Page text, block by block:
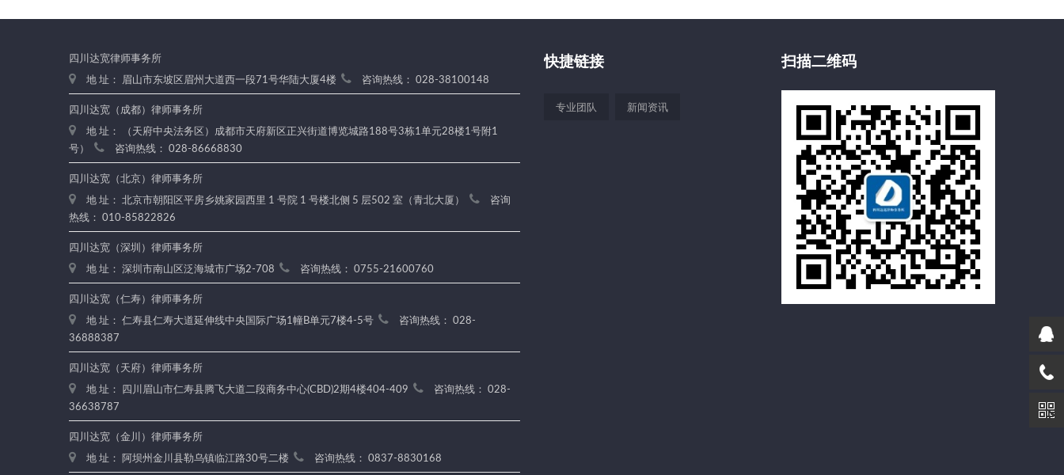
四川达宽律师事务所
地 址： 眉山市东坡区眉州大道西一段71号华陆大厦4楼 咨询热线： 028-38100148
四川达宽（成都）律师事务所
地 址： （天府中央法务区）成都市天府新区正兴街道博览城路188号3栋1单元28楼1号附1
号）
咨询热线： 028-86668830
四川达宽（北京）律师事务所
地 址： 北京市朝阳区平房乡姚家园西里 1 号院 1 号楼北侧 5 层502 室（青北大厦）
咨询
热线： 010-85822826
四川达宽（深圳）律师事务所
地 址： 深圳市南山区泛海城市广场2-708 咨询热线： 0755-21600760
四川达宽（仁寿）律师事务所
地 址： 仁寿县仁寿大道延伸线中央国际广场1幢B单元7楼4-5号
咨询热线： 028-
36888387
四川达宽（天府）律师事务所
地 址： 四川眉山市仁寿县腾飞大道二段商务中心(CBD)2期4楼404-409
咨询热线： 028-
36638787
四川达宽（金川）律师事务所
地 址： 阿坝州金川县勒乌镇临江路30号二楼 咨询热线： 0837-8830168
快捷链接
专业团队 新闻资讯
扫描二维码